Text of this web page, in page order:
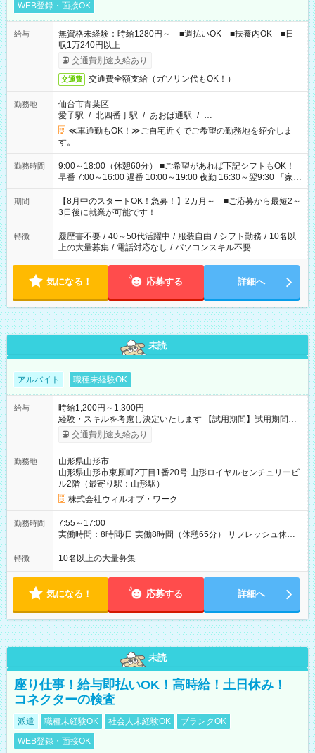
WEB登録・面接OK
給与
無資格未経験：時給1280円～ ■週払いOK ■扶養内OK ■日
収1万240円以上
交通費別途支給あり
交通費 交通費全額支給（ガソリン代もOK！）
勤務地
仙台市青葉区
愛子駅 / 北四番丁駅 / あおば通駅 / …
≪車通勤もOK！≫ご自宅近くでご希望の勤務地を紹介しま
す。
勤務時間
9:00～18:00（休憩60分） ■ご希望があれば下記シフトもOK！
早番 7:00～16:00 遅番 10:00～19:00 夜勤 16:30～翌9:30 「家族
と休みを合わせたい」 「余裕を持って夕飯の準備がしたい」
「できれば残業はしたくない」 など、ご希望を教えてください
ね。 ※Wワーク希望の方へ 今ご覧のお仕事で希望する勤務時間
と、もう1つのお仕事の勤務時間。 合計で週40時間を超える場
合は応募できません。
期間
【8月中のスタートOK！急募！】2カ月～ ■ご応募から最短2～
3日後に就業が可能です！
特徴 履歴書不要 / 40～50代活躍中 / 服装自由 / シフト勤務 / 10名以
上の大量募集 / 電話対応なし / パソコンスキル不要
気になる！ 応募する 詳細へ
未読
アルバイト 職種未経験OK
給与
時給1,200円～1,300円
経験・スキルを考慮し決定いたします 【試用期間】試用期間あ
り 試用期間の長さ：1ヶ月 雇用形態、給与は本採用時と同じで
す。
交通費別途支給あり
勤務地
山形県山形市
山形県山形市東原町2丁目1番20号 山形ロイヤルセンチュリービ
ル2階（最寄り駅：山形駅）
株式会社ウィルオブ・ワーク
勤務時間
7:55～17:00
実働時間：8時間/日 実働8時間（休憩65分） リフレッシュ休憩
あり（有給） 残業月5～10時間未満
特徴 10名以上の大量募集
気になる！ 応募する 詳細へ
未読
座り仕事！給与即払いOK！高時給！土日休み！
コネクターの検査
派遣 職種未経験OK 社会人未経験OK
ブランクOK
WEB登録・面接OK